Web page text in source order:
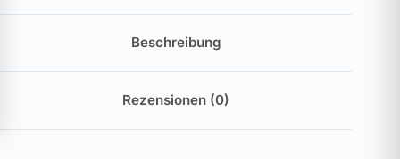
Beschreibung
Rezensionen (0)